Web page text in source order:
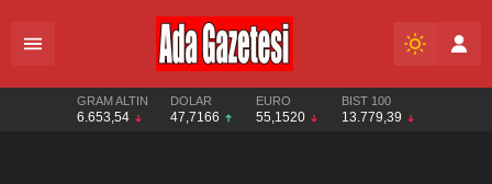
GRAM ALTIN
6.653,54
DOLAR
47,7166
EURO
55,1520
BIST 100
13.779,39